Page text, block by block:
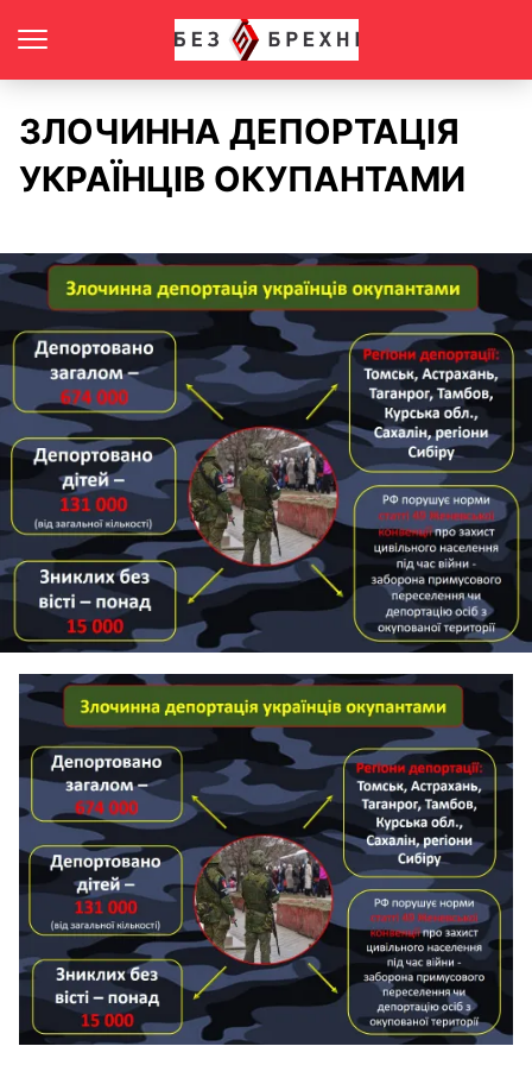
ЗЛОЧИННА ДЕПОРТАЦІЯ
УКРАЇНЦІВ ОКУПАНТАМИ